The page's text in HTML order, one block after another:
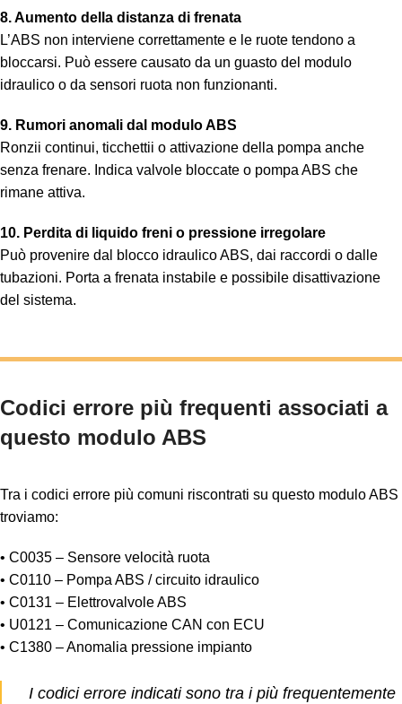
8. Aumento della distanza di frenata
L’ABS non interviene correttamente e le ruote tendono a
bloccarsi. Può essere causato da un guasto del modulo
idraulico o da sensori ruota non funzionanti.
9. Rumori anomali dal modulo ABS
Ronzii continui, ticchettii o attivazione della pompa anche
senza frenare. Indica valvole bloccate o pompa ABS che
rimane attiva.
10. Perdita di liquido freni o pressione irregolare
Può provenire dal blocco idraulico ABS, dai raccordi o dalle
tubazioni. Porta a frenata instabile e possibile disattivazione
del sistema.
Codici errore più frequenti associati a
questo modulo ABS
Tra i codici errore più comuni riscontrati su questo modulo ABS
troviamo:
• C0035 – Sensore velocità ruota
• C0110 – Pompa ABS / circuito idraulico
• C0131 – Elettrovalvole ABS
• U0121 – Comunicazione CAN con ECU
• C1380 – Anomalia pressione impianto
I codici errore indicati sono tra i più frequentemente